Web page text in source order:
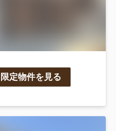
定物件を見る